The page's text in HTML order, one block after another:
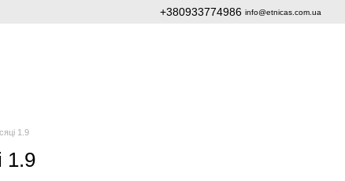
+380933774986 info@etnicas.com.ua
1.9
1.9